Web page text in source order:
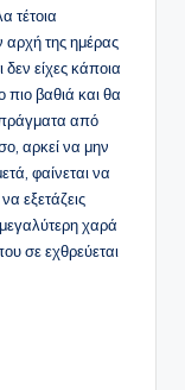
τέτοια
της ημέρας
είχες κάποια
πιο βαθιά και θα
πράγματα από
αρκεί να μην
φαίνεται να
εξετάζεις
χαρά
σε εχθρεύεται